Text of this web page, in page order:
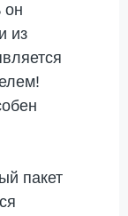
он
из
пакет